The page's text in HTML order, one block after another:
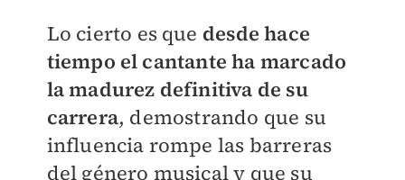
Lo cierto es que desde hace
tiempo el cantante ha marcado
la madurez definitiva de su
carrera, demostrando que su
influencia rompe las barreras
del género musical y que su